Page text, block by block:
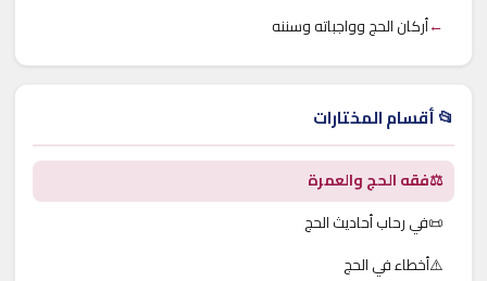
←أركان الحج وواجباته وسننه
📂 أقسام المختارات
⚖️فقه الحج والعمرة
📜في رحاب أحاديث الحج
⚠️أخطاء في الحج